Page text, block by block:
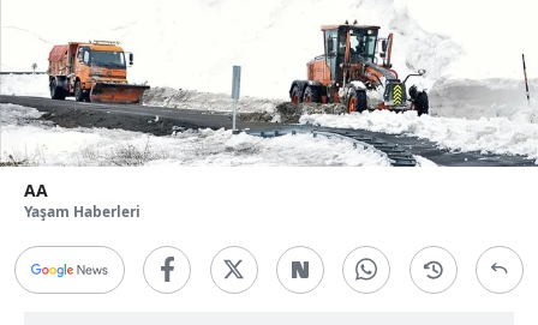
AA
Yaşam Haberleri